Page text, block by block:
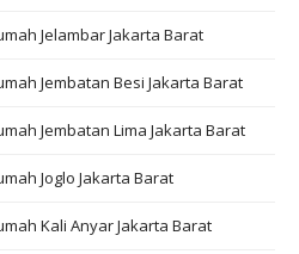
Jelambar Jakarta Barat
Jembatan Besi Jakarta Barat
Jembatan Lima Jakarta Barat
Joglo Jakarta Barat
Kali Anyar Jakarta Barat